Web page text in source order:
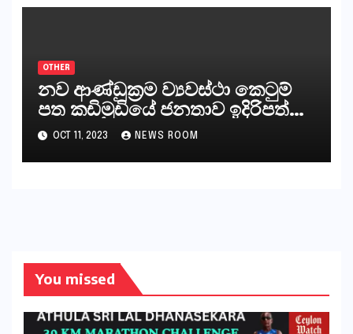
කියනවාටත් වඩා අයිතියක් බෞද්ධ
OTHER
නව ආණ්ඩුක්‍රම ව්‍යවස්ථා කෙටුම්
පත කඩිමුඩියේ ජනතාව ඉදිරිපත්
කරන්නේ?
OCT 11, 2023 NEWS ROOM
You missed